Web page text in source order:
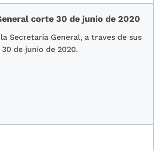
corte 30 de junio de 2020
Secretaria General, a traves de sus
de junio de 2020.